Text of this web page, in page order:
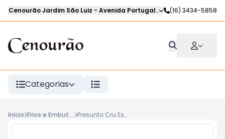
Cenourão Jardim São Luiz - Avenida Portugal, Ribeirão Preto-SP
(16) 3434-5858
Categorias
Início Frios e Embutidos Presunto Cru Espalhol Jamon Serrano EL POZO Kg